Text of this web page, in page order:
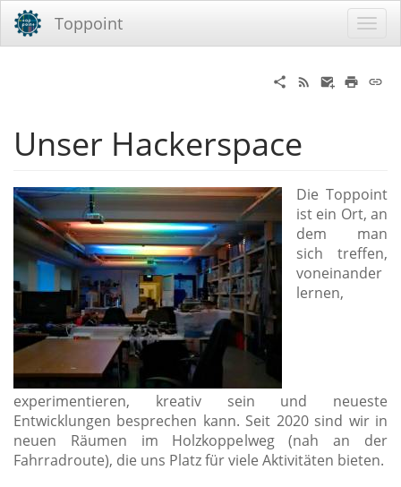
Toppoint
Unser Hackerspace
Die Toppoint
ist ein Ort, an
dem man
sich treffen,
voneinander
lernen,
experimentieren, kreativ sein und neueste
Entwicklungen besprechen kann. Seit 2020 sind wir in
neuen Räumen im Holzkoppelweg (nah an der
Fahrradroute), die uns Platz für viele Aktivitäten bieten.